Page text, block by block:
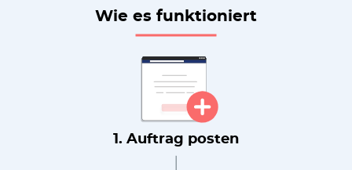
Wie es funktioniert
1. Auftrag posten